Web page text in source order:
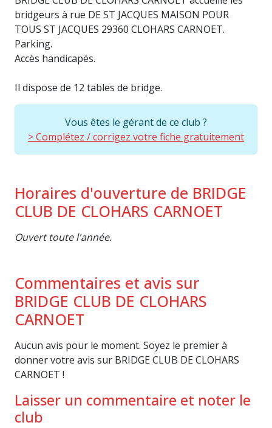
bridgeurs à rue DE ST JACQUES MAISON POUR
TOUS ST JACQUES 29360 CLOHARS CARNOET.
Parking.
Accès handicapés.
Il dispose de 12 tables de bridge.
Vous êtes le gérant de ce club ?
> Complétez / corrigez votre fiche gratuitement
Horaires d'ouverture de BRIDGE
CLUB DE CLOHARS CARNOET
Ouvert toute l'année.
Commentaires et avis sur
BRIDGE CLUB DE CLOHARS
CARNOET
Aucun avis pour le moment. Soyez le premier à
donner votre avis sur BRIDGE CLUB DE CLOHARS
CARNOET !
Laisser un commentaire et noter le
club